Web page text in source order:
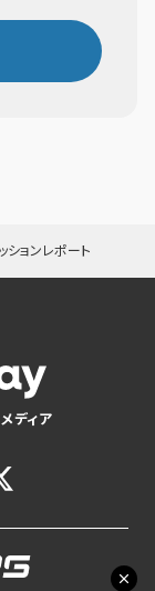
ョンレポート
ディア